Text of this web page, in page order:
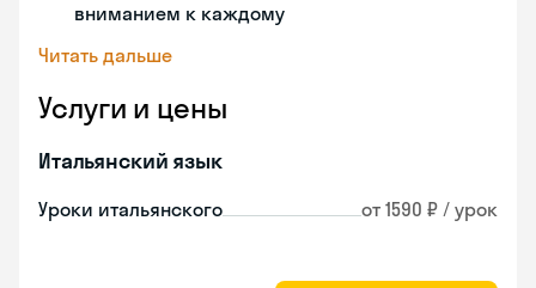
вниманием к каждому
Читать дальше
Услуги и цены
Итальянский язык
Уроки итальянского от 1590 ₽ / урок